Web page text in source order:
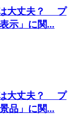
は大丈夫？ プ
示」に関...
は大丈夫？ プ
品」に関...